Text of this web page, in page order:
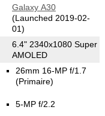
Galaxy A30
(Launched 2019-02-
01)
6.4" 2340x1080 Super
AMOLED
26mm 16-MP f/1.7
(Primaire)
5-MP f/2.2